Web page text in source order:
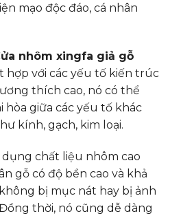
mạo độc đáo, cá nhân
nhôm xingfa giả gỗ
hợp với các yếu tố kiến trúc
thích cao, nó có thể
giữa các yếu tố khác
kính, gạch, kim loại.
dụng chất liệu nhôm cao
gỗ có độ bền cao và khả
bị mục nát hay bị ảnh
thời, nó cũng dễ dàng